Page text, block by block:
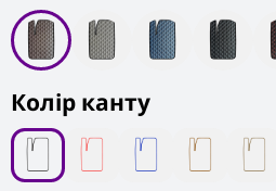
Колір канту